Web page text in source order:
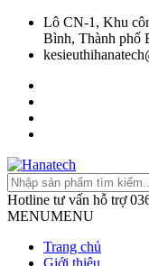
Lô CN-1, Khu
Bình, Thành phố
Hotline tư vấn hỗ trợ
MENUMENU
Trang chủ
Giới thiệu